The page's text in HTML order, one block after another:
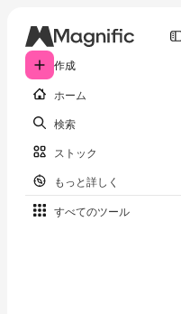
作成
ホーム
検索
ストック
もっと詳しく
すべてのツール